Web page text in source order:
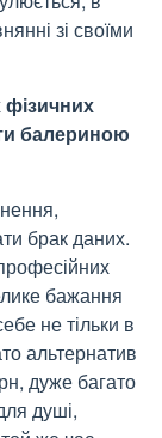
зі своїми
балериною
брак даних.
бажання
не тільки в
альтернатив
дуже багато
душі,